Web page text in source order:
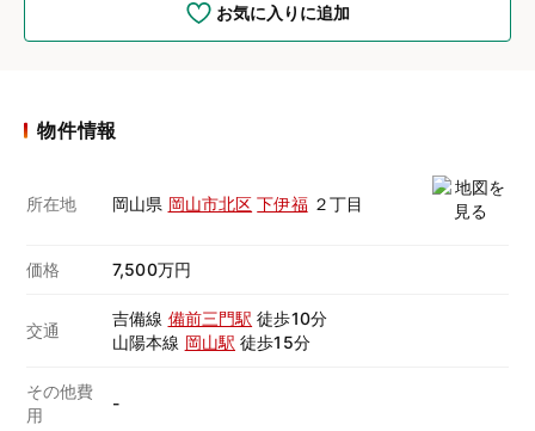
お気に入りに追加
物件情報
所在地 岡山県 岡山市北区 下伊福 ２丁目
価格 7,500万円
交通
吉備線 備前三門駅 徒歩10分
山陽本線 岡山駅 徒歩15分
その他費
用
-